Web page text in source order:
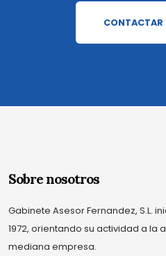
CONTACTAR
Sobre nosotros
Gabinete Asesor Fernandez, S.L.
1972, orientando su actividad a la
mediana empresa.